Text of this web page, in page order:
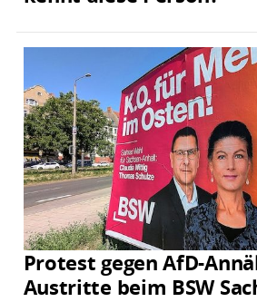
Protest gegen AfD-
Austritte beim BSW